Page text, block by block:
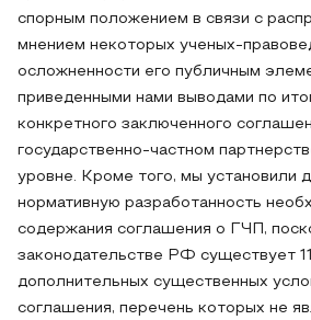
спорным положением в связи с
мнением некоторых ученых-
осложненности его публичным
приведенными нами выводами по
конкретного заключенного
государственно-частном
уровне. Кроме того, мы установили
нормативную разработанность
содержания соглашения о ГЧП,
законодательстве РФ существует
дополнительных существенных
соглашения, перечень которых не